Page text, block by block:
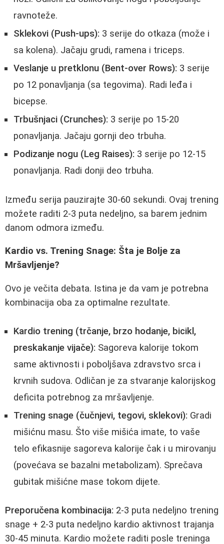
ravnoteže.
Sklekovi (Push-ups): 3 serije do otkaza (može i
sa kolena). Jačaju grudi, ramena i triceps.
Veslanje u pretklonu (Bent-over Rows): 3 serije
po 12 ponavljanja (sa tegovima). Radi leđa i
bicepse.
Trbušnjaci (Crunches): 3 serije po 15-20
ponavljanja. Jačaju gornji deo trbuha.
Podizanje nogu (Leg Raises): 3 serije po 12-15
ponavljanja. Radi donji deo trbuha.
Između serija pauzirajte 30-60 sekundi. Ovaj trening
možete raditi 2-3 puta nedeljno, sa barem jednim
danom odmora između.
Kardio vs. Trening Snage: Šta je Bolje za
Mršavljenje?
Ovo je večita debata. Istina je da vam je potrebna
kombinacija oba za optimalne rezultate.
Kardio trening (trčanje, brzo hodanje, bicikl,
preskakanje vijače): Sagoreva kalorije tokom
same aktivnosti i poboljšava zdravstvo srca i
krvnih sudova. Odličan je za stvaranje kalorijskog
deficita potrebnog za mršavljenje.
Trening snage (čučnjevi, tegovi, sklekovi): Gradi
mišićnu masu. Što više mišića imate, to vaše
telo efikasnije sagoreva kalorije čak i u mirovanju
(povećava se bazalni metabolizam). Sprečava
gubitak mišićne mase tokom dijete.
Preporučena kombinacija: 2-3 puta nedeljno trening
snage + 2-3 puta nedeljno kardio aktivnost trajanja
30-45 minuta. Kardio možete raditi posle treninga